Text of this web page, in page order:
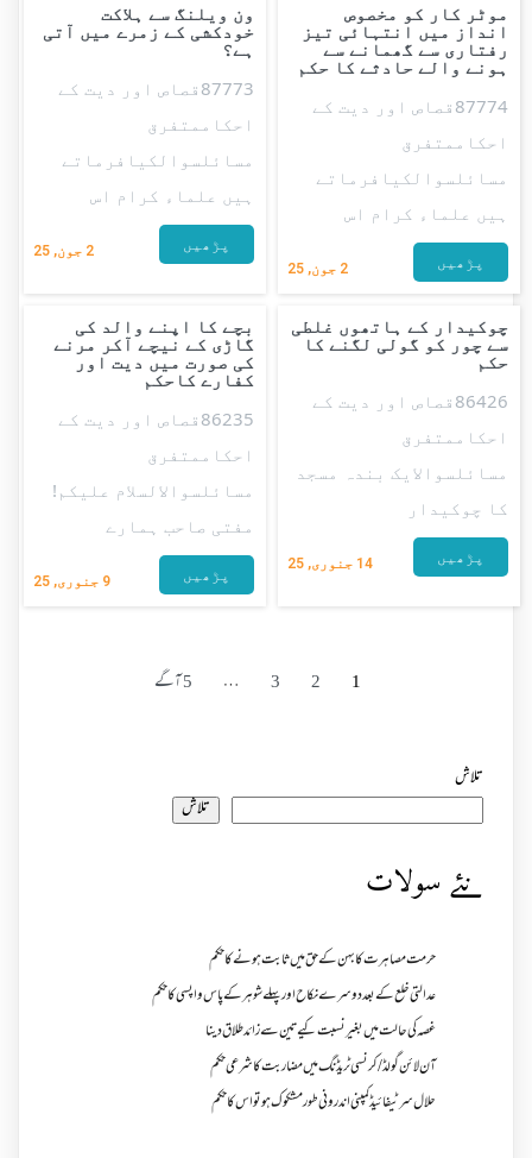
موٹر کار کو مخصوص
انداز میں انتہائی تیز
رفتاری سے گھمانے سے
ہونے والے حادثے کا حکم
2 جون, 25
87774قصاص اور دیت کے
احکاممتفرق
مسائلسوالکیافرماتے
ہیں علماء کرام اس
پڑھیں
ون ویلنگ سے ہلاکت
خودکشی کے زمرے میں آتی
ہے؟
2 جون, 25
87773قصاص اور دیت کے
احکاممتفرق
مسائلسوالکیافرماتے
ہیں علماء کرام اس
پڑھیں
چوکیدار کے ہاتھوں غلطی
سے چور کو گولی لگنے کا
حکم
14 جنوری, 25
86426قصاص اور دیت کے
احکاممتفرق
مسائلسوالایک بندہ مسجد
کا چوکیدار
پڑھیں
بچے کا اپنے والد کی
گاڑی کے نیچے آکر مرنے
کی صورت میں دیت اور
کفارے کاحکم
9 جنوری, 25
86235قصاص اور دیت کے
احکاممتفرق
مسائلسوالالسلام علیکم!
مفتی صاحب ہمارے
پڑھیں
1
2
3
…
5آگے
تلاش
تلاش
نئے سولات
حرمت مصاہرت کا بہن کے حق میں ثابت ہونے کا حکم
عدالتی خلع کے بعد دوسرے نکاح اور پہلے شوہر کے پاس واپسی کا حکم
غصہ کی حالت میں بغیر نسبت کیے تین سے زائد طلاق دینا
آن لائن گولڈ /کرنسی ٹریڈنگ میں مضاربت کا شرعی حکم
حلال سرٹیفائیڈ کمپنی اندرونی طور مشکوک ہو تو اس کا حکم